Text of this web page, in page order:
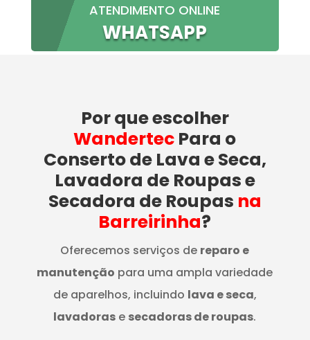
ATENDIMENTO ONLINE
WHATSAPP
Por que escolher
Wandertec Para o
Conserto de Lava e Seca,
Lavadora de Roupas e
Secadora de Roupas na
Barreirinha?
Oferecemos serviços de reparo e
manutenção para uma ampla variedade
de aparelhos, incluindo lava e seca,
lavadoras e secadoras de roupas.